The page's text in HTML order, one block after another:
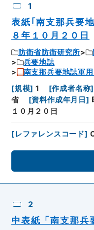
1
表紙｢南支那兵要
８年１０月２０日
防衛省防衛研究所
兵要地誌
南支那兵要地誌軍
[規模] 1 [作成者名称]
省
[資料作成年月日 ]
１０月２０日
[レファレンスコード]
2
中表紙「南支那